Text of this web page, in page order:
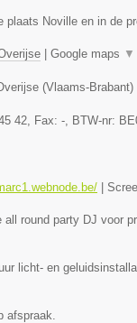
plaats Noville en in de
Google maps ▼
(Vlaams-Brabant)
42 , Fax: - , BTW-nr:
all round party DJ voor
licht- en
afspraak.